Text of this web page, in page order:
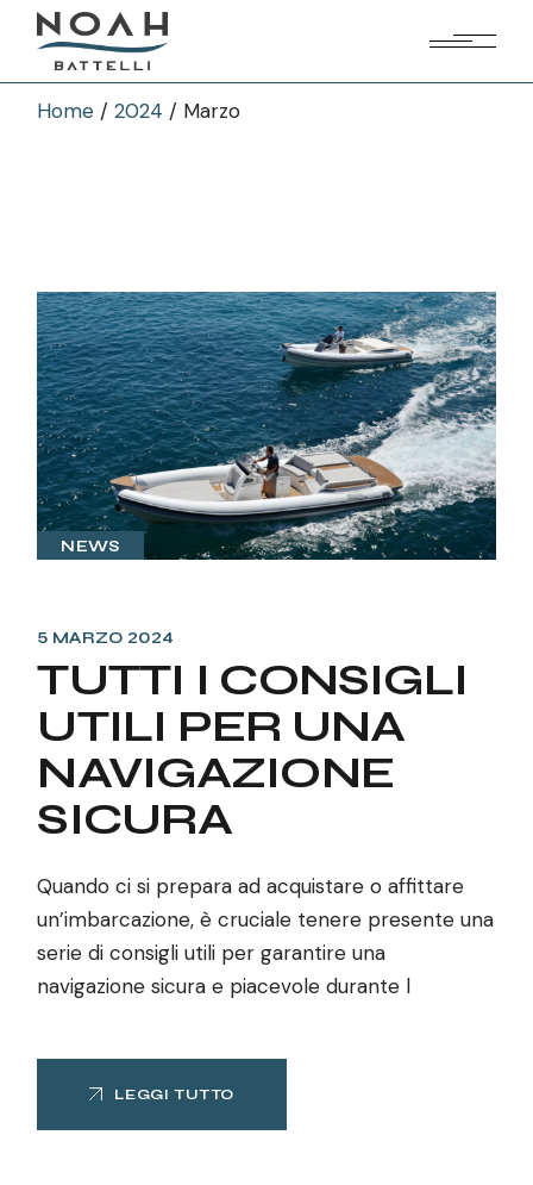
Skip
content
Home
2024 Marzo
NEWS
5 MARZO 2024
TUTTI I CONSIGLI
UTILI PER UNA
NAVIGAZIONE
SICURA
Quando ci si prepara ad acquistare o affittare
un’imbarcazione, è cruciale tenere presente una
serie di consigli utili per garantire una
navigazione sicura e piacevole durante l
LEGGI TUTTO